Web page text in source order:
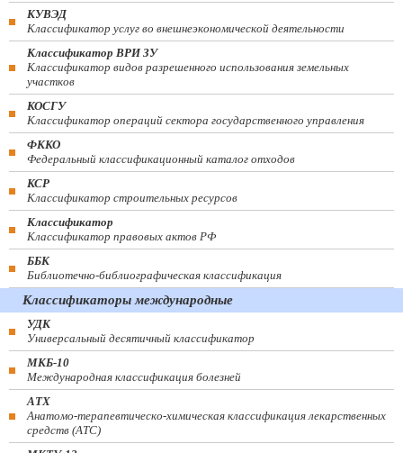
КУВЭД
Классификатор услуг во внешнеэкономической деятельности
Классификатор ВРИ ЗУ
Классификатор видов разрешенного использования земельных
участков
КОСГУ
Классификатор операций сектора государственного управления
ФККО
Федеральный классификационный каталог отходов
КСР
Классификатор строительных ресурсов
Классификатор
Классификатор правовых актов РФ
ББК
Библиотечно-библиографическая классификация
Классификаторы международные
УДК
Универсальный десятичный классификатор
МКБ-10
Международная классификация болезней
АТХ
Анатомо-терапевтическо-химическая классификация лекарственных
средств (ATC)